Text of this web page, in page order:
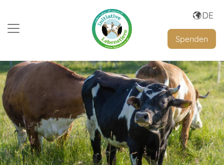
Spenden